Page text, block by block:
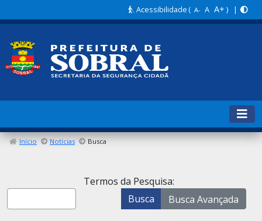
Acessibilidade( A- A A+ ) |
Início Notícias Busca
Formulário de pesquisa
Termos da Pesquisa:
Busca
Busca Avançada